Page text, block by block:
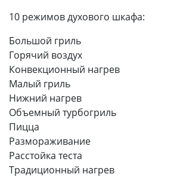
10 режимов духового шкафа:
Большой гриль
Горячий воздух
Конвекционный нагрев
Малый гриль
Нижний нагрев
Объемный турбогриль
Пицца
Размораживание
Расстойка теста
Традиционный нагрев